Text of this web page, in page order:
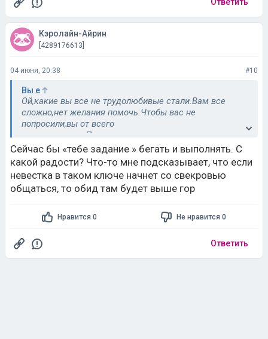
Кэролайн-Айрин
[4289176613]
04 июня, 20:38 #10
Вы е
Ой,какие вы все не трудолюбивые стали.Вам все
сложно,нет желания помочь.Чтобы вас не
попросили,вы от всего
отказываетесь.Подумаешь,попросили вас помочь на
даче,или мужа проконтроливать ,чтобы тот помог
матери,так какая неразрешимая задача!Сами лентяи
и таких вот детей имеете,н сего с них
несправляетп,они лодырями растут.Как вы всего
боитесь,как вам все сложно,трудно,!Не опозорились
Сейчас бы «тебе задание » бегать и выполнять. С
какой радости? Что-то мне подсказывает, что если
невестка в таком ключе начнет со свекровью
общаться, то обид там будет выше гор
Нравится 0 Не нравится 0
Ответить